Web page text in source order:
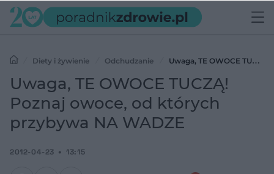
Diety i żywienie Odchudzanie
Uwaga, TE OWOCE TUCZĄ!
Poznaj owoce, od których przybywa NA WADZE
Uwaga, TE OWOCE TUCZĄ!
Poznaj owoce, od których
przybywa NA WADZE
2012-04-23 13:15